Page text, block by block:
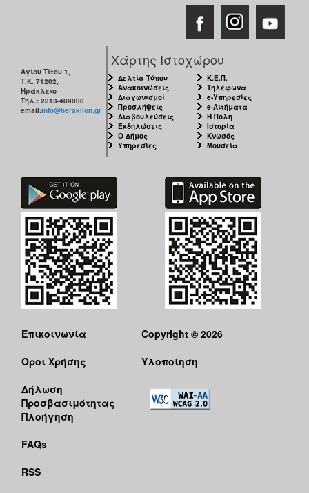
Αγίου Τίτου 1,
Τ.Κ. 71202,
Ηράκλειο
Τηλ.: 2813-409000
email:info@heraklion.gr
Χάρτης Ιστοχώρου
Δελτία Τύπου
Ανακοινώσεις
Διαγωνισμοί
Προσλήψεις
Διαβουλεύσεις
Εκδηλώσεις
Ο Δήμος
Υπηρεσίες
Κ.Ε.Π.
Τηλέφωνα
e-Υπηρεσίες
e-Αιτήματα
Η Πόλη
Ιστορία
Κνωσός
Μουσεία
Επικοινωνία
Όροι Χρήσης
Δήλωση
Προσβασιμότητας
Πλοήγηση
FAQs
RSS
Copyright © 2026
Υλοποίηση